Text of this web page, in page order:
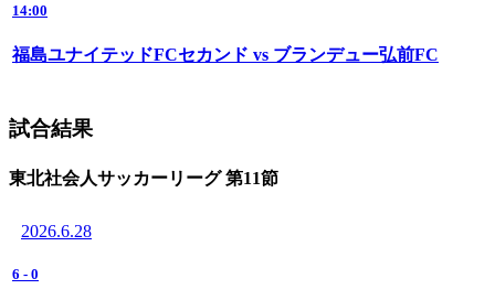
14:00
福島ユナイテッドFCセカンド vs ブランデュー弘前FC
試合結果
東北社会人サッカーリーグ 第11節
2026.6.28
6 - 0